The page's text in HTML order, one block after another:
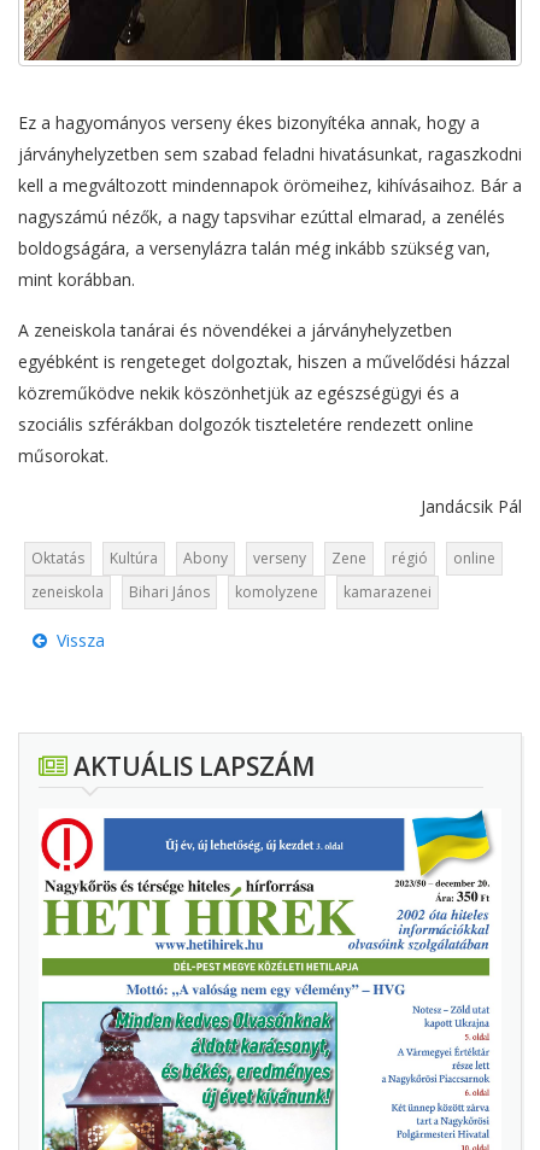
Ez a hagyományos verseny ékes bizonyítéka annak, hogy a
járványhelyzetben sem szabad feladni hivatásunkat, ragaszkodni
kell a megváltozott mindennapok örömeihez, kihívásaihoz. Bár a
nagyszámú nézők, a nagy tapsvihar ezúttal elmarad, a zenélés
boldogságára, a versenylázra talán még inkább szükség van,
mint korábban.
A zeneiskola tanárai és növendékei a járványhelyzetben
egyébként is rengeteget dolgoztak, hiszen a művelődési házzal
közreműködve nekik köszönhetjük az egészségügyi és a
szociális szférákban dolgozók tiszteletére rendezett online
műsorokat.
Jandácsik Pál
Oktatás Kultúra Abony verseny Zene régió
online
zeneiskola
Bihari János komolyzene kamarazenei
Vissza
AKTUÁLIS LAPSZÁM